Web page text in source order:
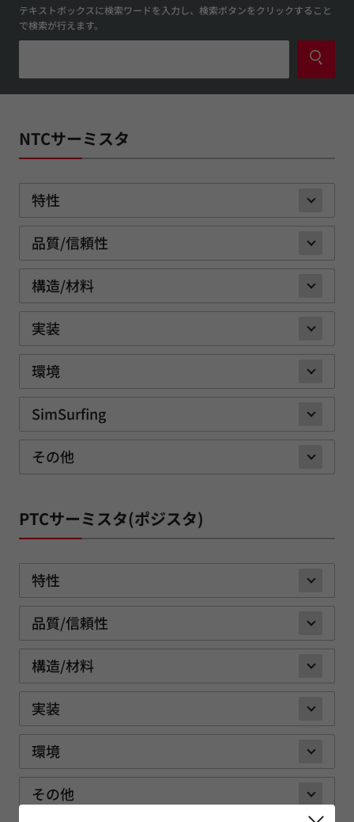
テキストボックスに検索ワードを入力し、検索ボタンをクリックすること
で検索が行えます。
NTCサーミスタ
特性
品質/信頼性
構造/材料
実装
環境
SimSurfing
その他
PTCサーミスタ(ポジスタ)
特性
品質/信頼性
構造/材料
実装
環境
その他